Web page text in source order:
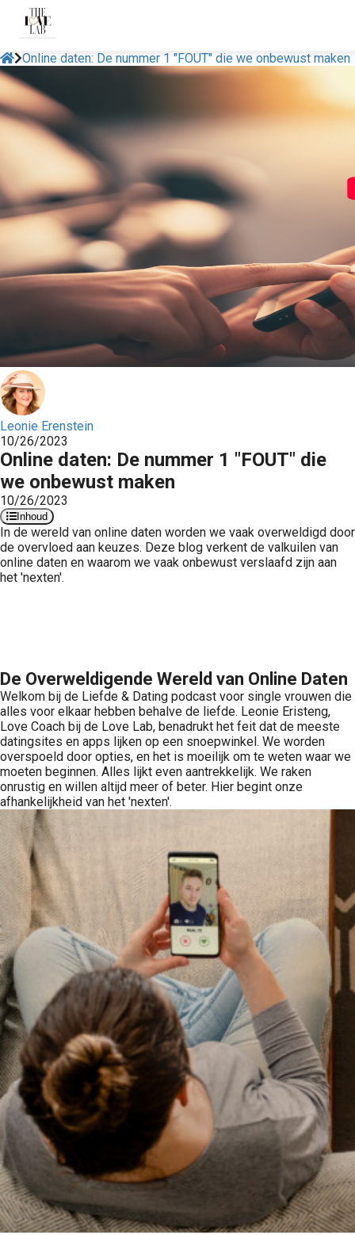
Online daten: De nummer 1 "FOUT" die we onbewust maken
Leonie Erenstein
10/26/2023
Online daten: De nummer 1 "FOUT" die
we onbewust maken
10/26/2023
Inhoud
In de wereld van online daten worden we vaak overweldigd door
de overvloed aan keuzes. Deze blog verkent de valkuilen van
online daten en waarom we vaak onbewust verslaafd zijn aan
het 'nexten'.
De Overweldigende Wereld van Online Daten
Welkom bij de Liefde & Dating podcast voor single vrouwen die
alles voor elkaar hebben behalve de liefde. Leonie Eristeng,
Love Coach bij de Love Lab, benadrukt het feit dat de meeste
datingsites en apps lijken op een snoepwinkel. We worden
overspoeld door opties, en het is moeilijk om te weten waar we
moeten beginnen. Alles lijkt even aantrekkelijk. We raken
onrustig en willen altijd meer of beter. Hier begint onze
afhankelijkheid van het 'nexten'.